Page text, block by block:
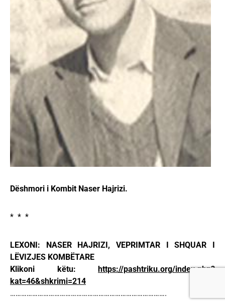
Dëshmori i Kombit Naser Hajrizi.
* * *
LEXONI: NASER HAJRIZI, VEPRIMTAR I SHQUAR I
LËVIZJES KOMBËTARE
Klikoni këtu: https://pashtriku.org/index.php?
kat=46&shkrimi=214
………………………………………………………………………….